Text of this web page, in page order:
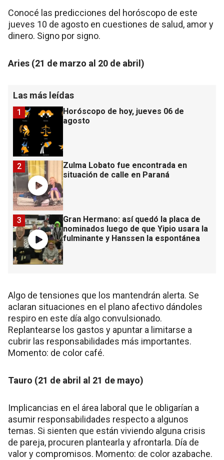
Conocé las predicciones del horóscopo de este
jueves 10 de agosto en cuestiones de salud, amor y
dinero. Signo por signo.
Aries (21 de marzo al 20 de abril)
Las más leídas
Horóscopo de hoy, jueves 06 de
agosto
1
Zulma Lobato fue encontrada en
situación de calle en Paraná
2
Gran Hermano: así quedó la placa de
nominados luego de que Yipio usara la
fulminante y Hanssen la espontánea
3
Algo de tensiones que los mantendrán alerta. Se
aclaran situaciones en el plano afectivo dándoles
respiro en este día algo convulsionado.
Replantearse los gastos y apuntar a limitarse a
cubrir las responsabilidades más importantes.
Momento: de color café.
Tauro (21 de abril al 21 de mayo)
Implicancias en el área laboral que le obligarían a
asumir responsabilidades respecto a algunos
temas. Si sienten que están viviendo alguna crisis
de pareja, procuren plantearla y afrontarla. Día de
valor y compromisos. Momento: de color azabache.